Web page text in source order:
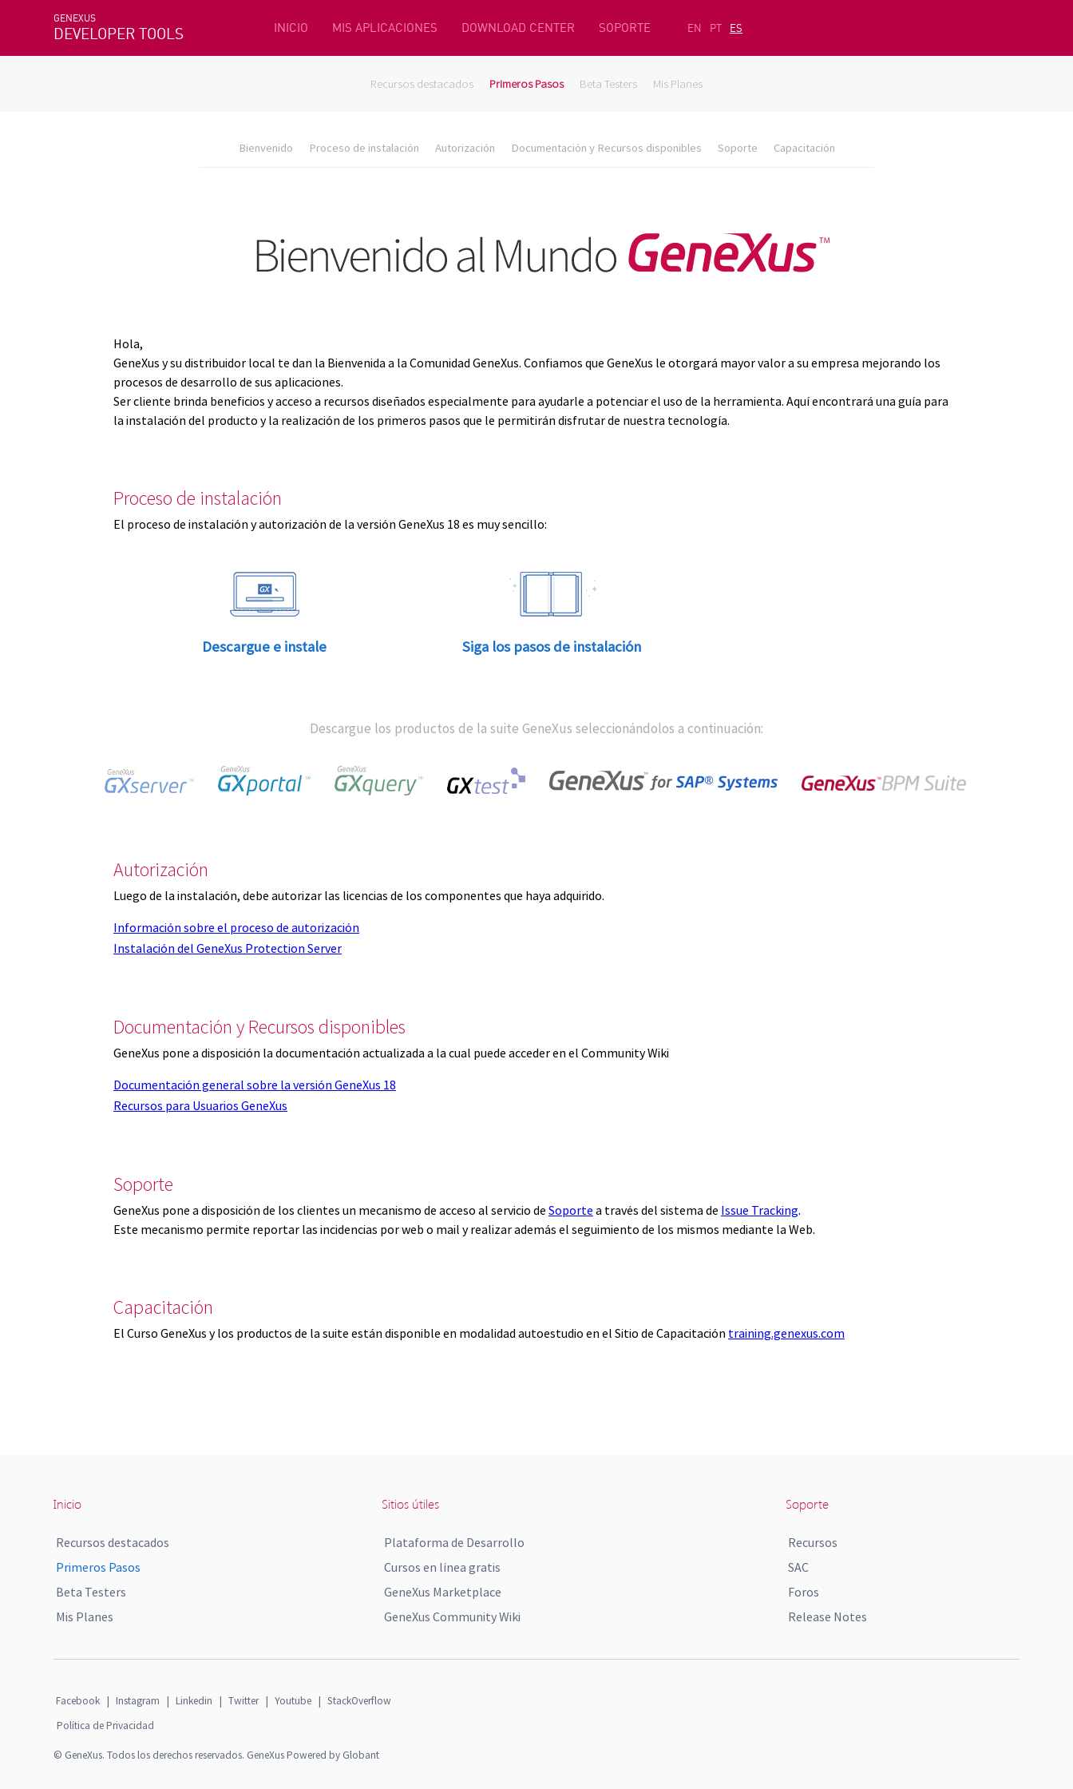
GENEXUS
DEVELOPER TOOLS INICIO MIS APLICACIONES DOWNLOAD CENTER SOPORTE EN PT ES
Recursos destacados Primeros Pasos Beta Testers Mis Planes
Bienvenido Proceso de instalación Autorización Documentación y Recursos disponibles Soporte Capacitación
Hola,
GeneXus y su distribuidor local te dan la Bienvenida a la Comunidad GeneXus. Confiamos que GeneXus le otorgará mayor valor a su empresa mejorando los
procesos de desarrollo de sus aplicaciones.
Ser cliente brinda beneficios y acceso a recursos diseñados especialmente para ayudarle a potenciar el uso de la herramienta. Aquí encontrará una guía para
la instalación del producto y la realización de los primeros pasos que le permitirán disfrutar de nuestra tecnología.
Proceso de instalación
El proceso de instalación y autorización de la versión GeneXus 18 es muy sencillo:
Descargue e instale Siga los pasos de instalación
Descargue los productos de la suite GeneXus seleccionándolos a continuación:
Autorización
Luego de la instalación, debe autorizar las licencias de los componentes que haya adquirido.
Información sobre el proceso de autorización
Instalación del GeneXus Protection Server
Documentación y Recursos disponibles
GeneXus pone a disposición la documentación actualizada a la cual puede acceder en el Community Wiki
Documentación general sobre la versión GeneXus 18
Recursos para Usuarios GeneXus
Soporte
GeneXus pone a disposición de los clientes un mecanismo de acceso al servicio de Soporte a través del sistema de Issue Tracking.
Este mecanismo permite reportar las incidencias por web o mail y realizar además el seguimiento de los mismos mediante la Web.
Capacitación
El Curso GeneXus y los productos de la suite están disponible en modalidad autoestudio en el Sitio de Capacitación training.genexus.com
Inicio
Recursos destacados
Primeros Pasos
Beta Testers
Mis Planes
Sitios útiles
Plataforma de Desarrollo
Cursos en línea gratis
GeneXus Marketplace
GeneXus Community Wiki
Soporte
Recursos
SAC
Foros
Release Notes
Facebook | Instagram | Linkedin | Twitter | Youtube | StackOverflow
Política de Privacidad
© GeneXus. Todos los derechos reservados. GeneXus Powered by Globant